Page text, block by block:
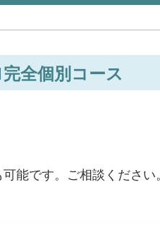
全個別コース
能です。ご相談ください